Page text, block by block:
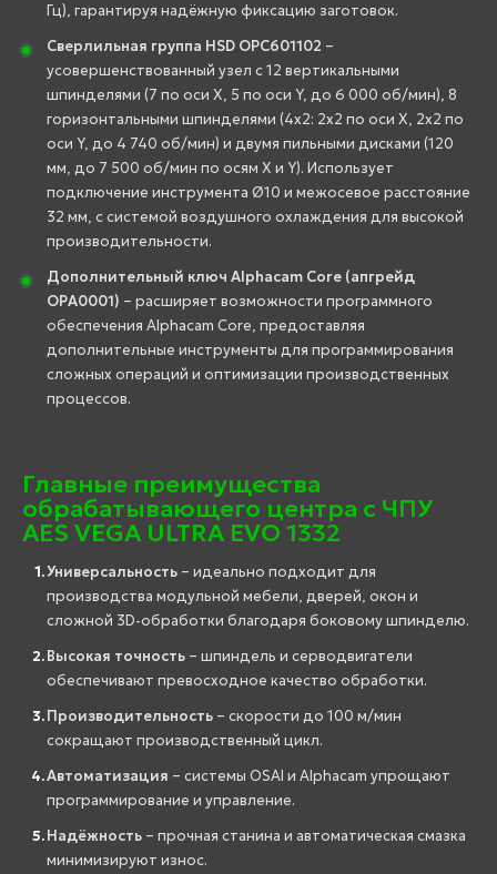
Гц), гарантируя надёжную фиксацию заготовок.
Сверлильная группа HSD OPC601102 –
усовершенствованный узел с 12 вертикальными
шпинделями (7 по оси X, 5 по оси Y, до 6 000 об/мин), 8
горизонтальными шпинделями (4x2: 2x2 по оси X, 2x2 по
оси Y, до 4 740 об/мин) и двумя пильными дисками (120
мм, до 7 500 об/мин по осям X и Y). Использует
подключение инструмента Ø10 и межосевое расстояние
32 мм, с системой воздушного охлаждения для высокой
производительности.
Дополнительный ключ Alphacam Core (апгрейд
OPA0001) – расширяет возможности программного
обеспечения Alphacam Core, предоставляя
дополнительные инструменты для программирования
сложных операций и оптимизации производственных
процессов.
Главные преимущества
обрабатывающего центра с ЧПУ
AES VEGA ULTRA EVO 1332
Универсальность – идеально подходит для
производства модульной мебели, дверей, окон и
сложной 3D-обработки благодаря боковому шпинделю.
Высокая точность – шпиндель и серводвигатели
обеспечивают превосходное качество обработки.
Производительность – скорости до 100 м/мин
сокращают производственный цикл.
Автоматизация – системы OSAI и Alphacam упрощают
программирование и управление.
Надёжность – прочная станина и автоматическая смазка
минимизируют износ.